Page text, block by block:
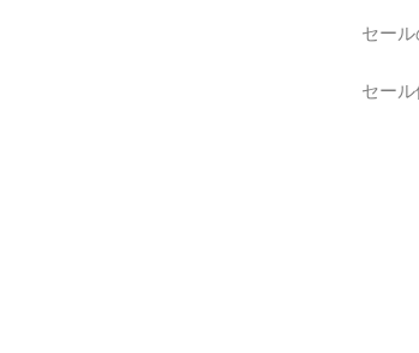
セー
セー